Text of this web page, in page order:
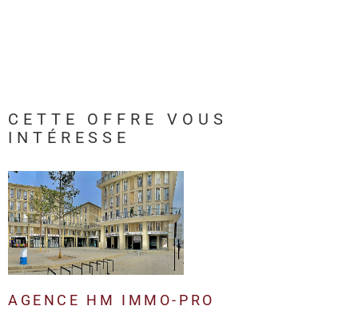
CETTE OFFRE
VOUS
INTÉRESSE
AGENCE HM IMMO-PRO